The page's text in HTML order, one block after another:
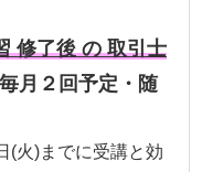
修了後 の 取引士
月２回予定・随
までに受講と効